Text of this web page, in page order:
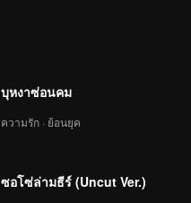
บุหงาซ่อนคม
ความรัก · ย้อนยุค
ซอโซ่ล่ามธีร์ (Uncut Ver.)